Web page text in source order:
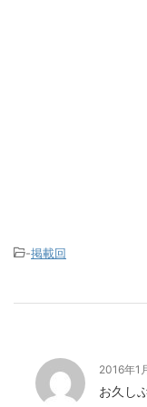
-掲載回
2016年1
お久し